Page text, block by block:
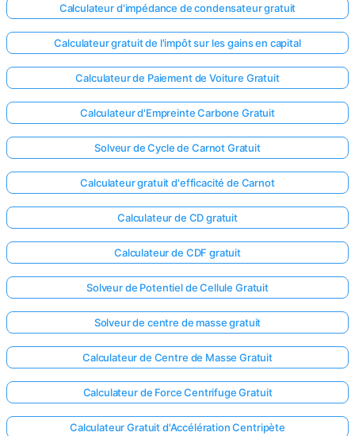
Calculateur d'impédance de condensateur gratuit
Calculateur gratuit de l'impôt sur les gains en capital
Calculateur de Paiement de Voiture Gratuit
Calculateur d'Empreinte Carbone Gratuit
Solveur de Cycle de Carnot Gratuit
Calculateur gratuit d'efficacité de Carnot
Calculateur de CD gratuit
Calculateur de CDF gratuit
Solveur de Potentiel de Cellule Gratuit
Solveur de centre de masse gratuit
Calculateur de Centre de Masse Gratuit
Calculateur de Force Centrifuge Gratuit
Calculateur Gratuit d'Accélération Centripète